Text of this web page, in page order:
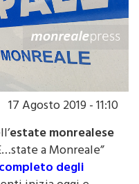
17 Agosto 2019 - 11:10
estate monrealese
a Monreale”
degli